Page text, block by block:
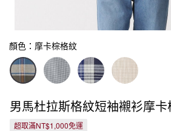
顏色：摩卡棕格紋
男馬杜拉斯格紋短袖襯衫摩卡
超取滿NT$1,000免運